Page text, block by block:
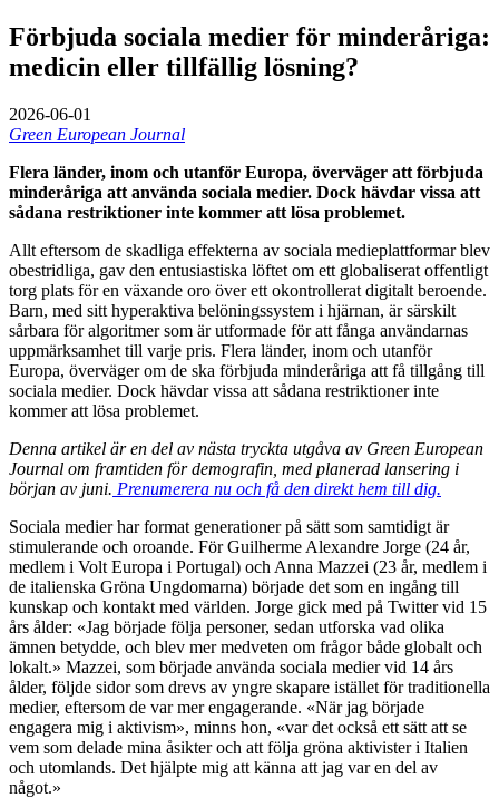
Förbjuda sociala medier för minderåriga:
medicin eller tillfällig lösning?
2026-06-01
Green European Journal
Flera länder, inom och utanför Europa, överväger att förbjuda
minderåriga att använda sociala medier. Dock hävdar vissa att
sådana restriktioner inte kommer att lösa problemet.
Allt eftersom de skadliga effekterna av sociala medieplattformar blev
obestridliga, gav den entusiastiska löftet om ett globaliserat offentligt
torg plats för en växande oro över ett okontrollerat digitalt beroende.
Barn, med sitt hyperaktiva belöningssystem i hjärnan, är särskilt
sårbara för algoritmer som är utformade för att fånga användarnas
uppmärksamhet till varje pris. Flera länder, inom och utanför
Europa, överväger om de ska förbjuda minderåriga att få tillgång till
sociala medier. Dock hävdar vissa att sådana restriktioner inte
kommer att lösa problemet.
Denna artikel är en del av nästa tryckta utgåva av Green European
Journal om framtiden för demografin, med planerad lansering i
början av juni. Prenumerera nu och få den direkt hem till dig.
Sociala medier har format generationer på sätt som samtidigt är
stimulerande och oroande. För Guilherme Alexandre Jorge (24 år,
medlem i Volt Europa i Portugal) och Anna Mazzei (23 år, medlem i
de italienska Gröna Ungdomarna) började det som en ingång till
kunskap och kontakt med världen. Jorge gick med på Twitter vid 15
års ålder: «Jag började följa personer, sedan utforska vad olika
ämnen betydde, och blev mer medveten om frågor både globalt och
lokalt.» Mazzei, som började använda sociala medier vid 14 års
ålder, följde sidor som drevs av yngre skapare istället för traditionella
medier, eftersom de var mer engagerande. «När jag började
engagera mig i aktivism», minns hon, «var det också ett sätt att se
vem som delade mina åsikter och att följa gröna aktivister i Italien
och utomlands. Det hjälpte mig att känna att jag var en del av
något.»